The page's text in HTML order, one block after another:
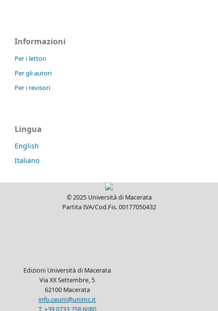
Informazioni
Per i lettori
Per gli autori
Per i revisori
Lingua
English
Italiano
© 2025 Università di Macerata
Partita IVA/Cod.Fis. 00177050432
Edizioni Università di Macerata
Via XX Settembre, 5
62100 Macerata
info.ceum@unimc.it
T. +39 0733 258 6080